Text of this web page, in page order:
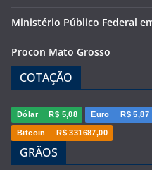
Ministério Público Federal
Procon Mato Grosso
COTAÇÃO
Dólar R$ 5,08 Euro R$ 5,87
Bitcoin R$ 331687,00
GRÃOS